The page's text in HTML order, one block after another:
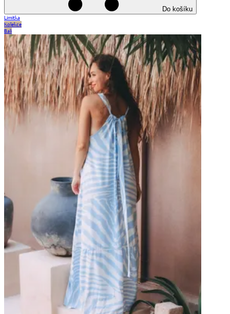
Do košíku
Limitka
Kolekce
Bali